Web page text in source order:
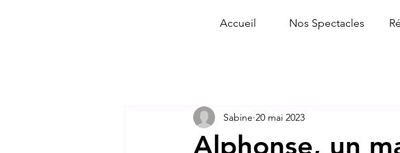
Accueil Nos Spectacles
Alphonse, un
Sabine 20 mai 2023